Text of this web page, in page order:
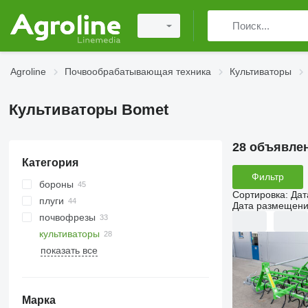
Agroline Почвообрабатывающая техника Культиваторы
Культиваторы Bomet
Категория
бороны
дисковые бороны
ротационные бороны
плуги
почвофрезы
культиваторы
мульчеры для трактора
показать все
Марка
28
Фильтр
Сортировка:
Дата